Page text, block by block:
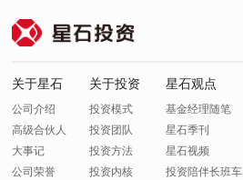
关于星石
公司介绍
高级合伙人
大事记
公司荣誉
关于投资
投资模式
投资团队
投资方法
投资内核
星石观点
基金经理随笔
星石季刊
星石视频
投资陪伴长班车